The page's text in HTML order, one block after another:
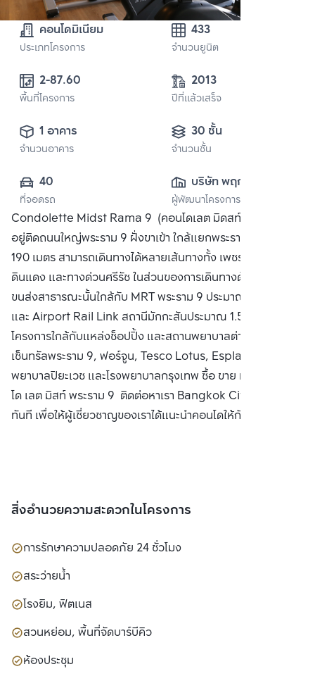
คอนโดมิเนียม
ประเภทโครงการ
433
จำนวนยูนิต
พื้นที่โครงการ
2013
ปีที่แล้วเสร็จ
1 อาคาร
จำนวนอาคาร
30 ชั้น
จำนวนชั้น
40
ที่จอดรถ
บริษัท พฤกษา เรียล
เอสเตท จำกัด
(มหาชน)
ผู้พัฒนาโครงการ
Condolette Midst Rama 9 (คอนโดเลต มิดสท์ พระราม 9)
อยู่ติดถนนใหญ่พระราม 9 ฝั่งขาเข้า ใกล้แยกพระราม 9 ประมาณ
190 เมตร สามารถเดินทางได้หลายเส้นทางทั้ง เพชรบุรี, สุขุมวิท,
ดินแดง และทางด่วนศรีรัช ในส่วนของการเดินทางด้วยระบบ
ขนส่งสาธารณะนั้นใกล้กับ MRT พระราม 9 ประมาณ 350 เมตร
และ Airport Rail Link สถานีมักกะสันประมาณ 1.5 กิโลเมตร
โครงการใกล้กับแหล่งช็อปปิ้ง และสถานพยาบาลต่างๆทั้ง
เซ็นทรัลพระราม 9, ฟอร์จูน, Tesco Lotus, Esplanade, โรง
พยาบาลปิยะเวช และโรงพยาบาลกรุงเทพ ซื้อ ขาย หรือ เช่า คอน
โด เลต มิสท์ พระราม 9 ติดต่อหาเรา Bangkok CitiSmart ได้
ทันที เพื่อให้ผู้เชี่ยวชาญของเราได้แนะนำคอนโดให้กับท่าน
สิ่งอำนวยความสะดวกในโครงการ
การรักษาความปลอดภัย 24 ชั่วโมง
สระว่ายน้ำ
โรงยิม, ฟิตเนส
สวนหย่อม, พื้นที่จัดบาร์บีคิว
ห้องประชุม